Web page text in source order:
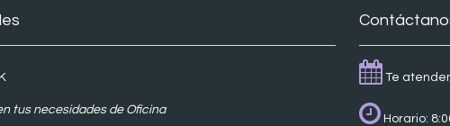
tus necesidades de Oficina
Te
Horario: